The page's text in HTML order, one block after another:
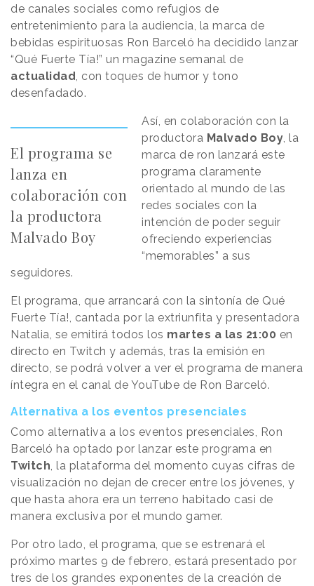
de canales sociales como refugios de
entretenimiento para la audiencia, la marca de
bebidas espirituosas Ron Barceló ha decidido lanzar
“Qué Fuerte Tía!” un magazine semanal de
actualidad, con toques de humor y tono
desenfadado.
El programa se
lanza en
colaboración con
la productora
Malvado Boy
Así, en colaboración con la
productora Malvado Boy, la
marca de ron lanzará este
programa claramente
orientado al mundo de las
redes sociales con la
intención de poder seguir
ofreciendo experiencias
“memorables” a sus
seguidores.
El programa, que arrancará con la sintonía de Qué
Fuerte Tía!, cantada por la extriunfita y presentadora
Natalia, se emitirá todos los martes a las 21:00 en
directo en Twitch y además, tras la emisión en
directo, se podrá volver a ver el programa de manera
íntegra en el canal de YouTube de Ron Barceló.
Alternativa a los eventos presenciales
Como alternativa a los eventos presenciales, Ron
Barceló ha optado por lanzar este programa en
Twitch, la plataforma del momento cuyas cifras de
visualización no dejan de crecer entre los jóvenes, y
que hasta ahora era un terreno habitado casi de
manera exclusiva por el mundo gamer.
Por otro lado, el programa, que se estrenará el
próximo martes 9 de febrero, estará presentado por
tres de los grandes exponentes de la creación de